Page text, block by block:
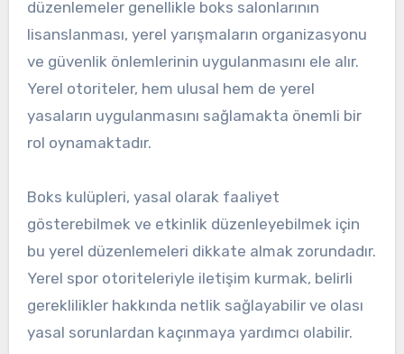
düzenlemeler genellikle boks salonlarının
lisanslanması, yerel yarışmaların organizasyonu
ve güvenlik önlemlerinin uygulanmasını ele alır.
Yerel otoriteler, hem ulusal hem de yerel
yasaların uygulanmasını sağlamakta önemli bir
rol oynamaktadır.
Boks kulüpleri, yasal olarak faaliyet
gösterebilmek ve etkinlik düzenleyebilmek için
bu yerel düzenlemeleri dikkate almak zorundadır.
Yerel spor otoriteleriyle iletişim kurmak, belirli
gereklilikler hakkında netlik sağlayabilir ve olası
yasal sorunlardan kaçınmaya yardımcı olabilir.